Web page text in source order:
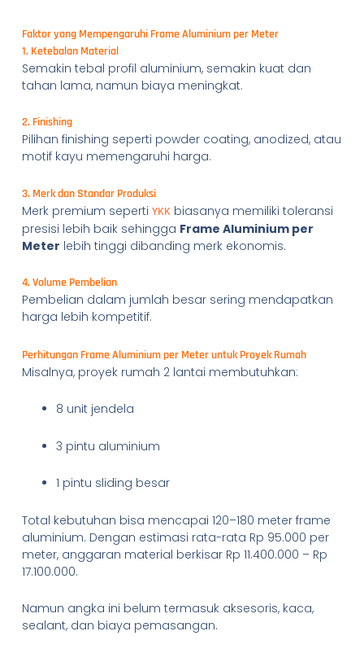
Faktor yang Mempengaruhi Frame Aluminium per Meter
1. Ketebalan Material
Semakin tebal profil aluminium, semakin kuat dan
tahan lama, namun biaya meningkat.
2. Finishing
Pilihan finishing seperti powder coating, anodized, atau
motif kayu memengaruhi harga.
3. Merk dan Standar Produksi
Merk premium seperti YKKbiasanya memiliki toleransi
presisi lebih baik sehingga Frame Aluminium per
Meter lebih tinggi dibanding merk ekonomis.
4. Volume Pembelian
Pembelian dalam jumlah besar sering mendapatkan
harga lebih kompetitif.
Perhitungan Frame Aluminium per Meter untuk Proyek Rumah
Misalnya, proyek rumah 2 lantai membutuhkan:
8 unit jendela
3 pintu aluminium
1 pintu sliding besar
Total kebutuhan bisa mencapai 120–180 meter frame
aluminium. Dengan estimasi rata-rata Rp 95.000 per
meter, anggaran material berkisar Rp 11.400.000 – Rp
17.100.000.
Namun angka ini belum termasuk aksesoris, kaca,
sealant, dan biaya pemasangan.